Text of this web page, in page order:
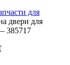
для
двери для
385717